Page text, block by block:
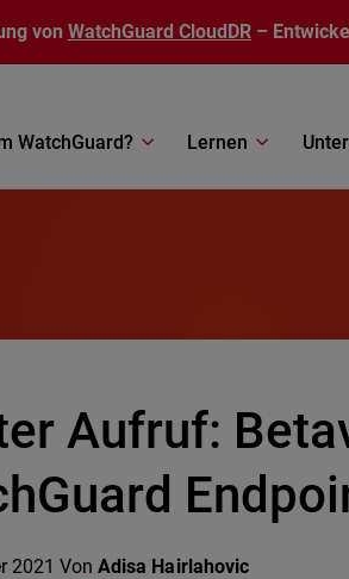
von WatchGuard CloudDR –
WatchGuard? Lernen
Aufruf:
2021 VonAdisa Hairlahovic